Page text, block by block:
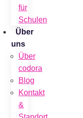
für
Schulen
Über
uns
Über
codora
Blog
Kontakt
&